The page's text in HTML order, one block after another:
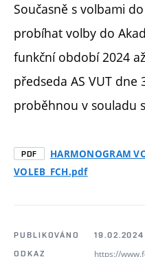
Současně s volbami
probíhat volby do
funkční období 2024
předseda AS VUT dne
proběhnou v souladu
PDF
HARMONOGRAM
VOLEB_FCH.pdf
PUBLIKOVÁNO
ODKAZ
https://